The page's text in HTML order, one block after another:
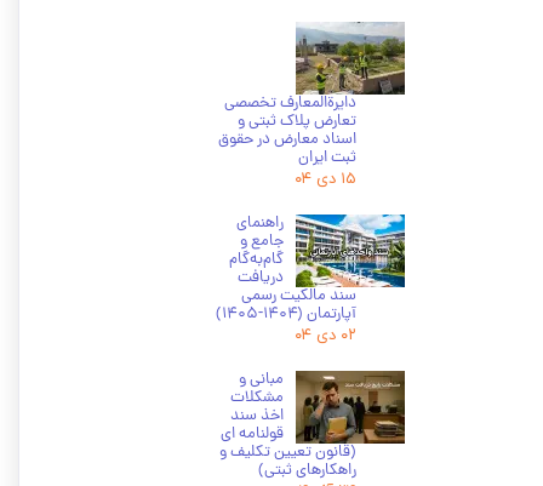
دایرة‌المعارف تخصصی
تعارض پلاک ثبتی و
اسناد معارض در حقوق
ثبت ایران
۱۵ دی ۰۴
راهنمای
جامع و
گام‌به‌گام
دریافت
سند مالکیت رسمی
آپارتمان (۱۴۰۴-۱۴۰۵)
۰۲ دی ۰۴
مبانی و
مشکلات
اخذ سند
قولنامه ای
(قانون تعیین تکلیف و
راهکارهای ثبتی)